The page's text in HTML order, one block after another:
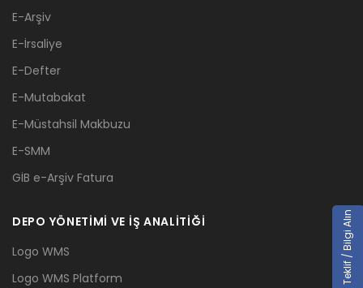
E-Arşiv
E-İrsaliye
E-Defter
E-Mutabakat
E-Müstahsil Makbuzu
E-SMM
GİB e-Arşiv Fatura
DEPO YÖNETİMİ VE İŞ ANALİTİĞİ
Logo WMS
Logo WMS Platform
Teklif / Bilgi Alın